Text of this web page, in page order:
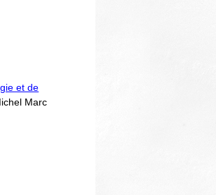
et de
Marc